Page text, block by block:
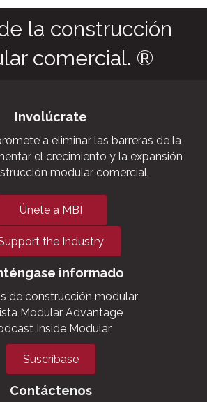
la construcción
comercial. ®
Involúcrate
a eliminar las barreras de la
el crecimiento y la expansión
modular comercial.
Únete a MBI
the Industry
informado
de construcción modular
Modular Advantage
Inside Modular
Suscríbase
Contáctenos